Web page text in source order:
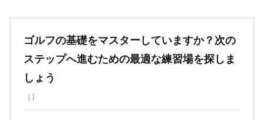
ゴルフの基礎をマスターしていますか？次の
ステップへ進むための最適な練習場を探しま
しょう